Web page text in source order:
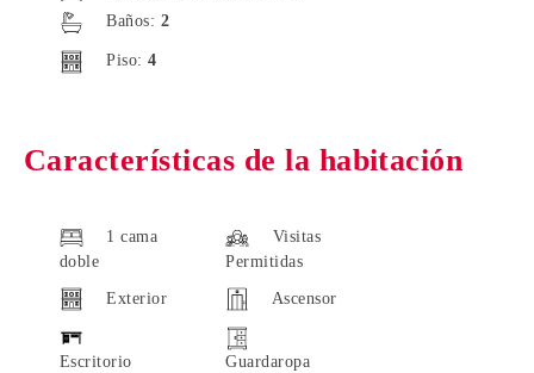
Baños: 2
Piso: 4
Características de la habitación
1 cama
doble
Exterior
Escritorio
Visitas
Permitidas
Ascensor
Guardaropa